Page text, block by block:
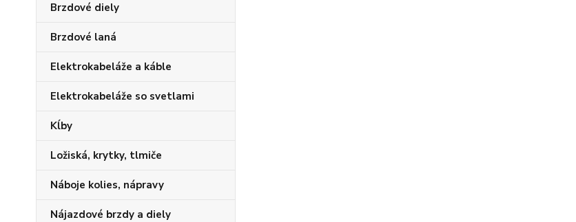
Brzdové diely
Brzdové laná
Elektrokabeláže a káble
Elektrokabeláže so svetlami
Kĺby
Ložiská, krytky, tlmiče
Náboje kolies, nápravy
Nájazdové brzdy a diely